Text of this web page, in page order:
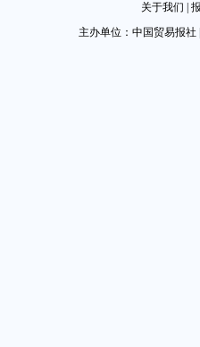
关于我们
主办单位：中国贸易报